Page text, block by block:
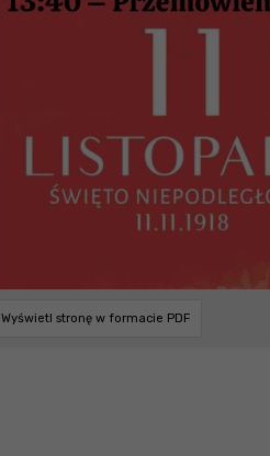
Wyświetl stronę w formacie PDF